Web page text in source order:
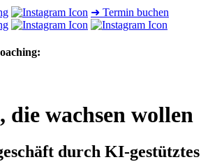
➜ Termin buchen
wachsen wollen
durch KI-